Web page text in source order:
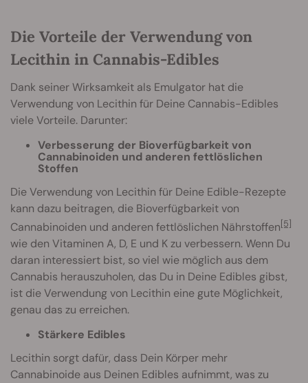
Die Vorteile der Verwendung von
Lecithin in Cannabis-Edibles
Dank seiner Wirksamkeit als Emulgator hat die
Verwendung von Lecithin für Deine Cannabis-Edibles
viele Vorteile. Darunter:
Verbesserung der Bioverfügbarkeit von
Cannabinoiden und anderen fettlöslichen
Stoffen
Die Verwendung von Lecithin für Deine Edible-Rezepte
kann dazu beitragen, die Bioverfügbarkeit von
Cannabinoiden und anderen fettlöslichen Nährstoffen[5]
wie den Vitaminen A, D, E und K zu verbessern. Wenn Du
daran interessiert bist, so viel wie möglich aus dem
Cannabis herauszuholen, das Du in Deine Edibles gibst,
ist die Verwendung von Lecithin eine gute Möglichkeit,
genau das zu erreichen.
Stärkere Edibles
Lecithin sorgt dafür, dass Dein Körper mehr
Cannabinoide aus Deinen Edibles aufnimmt, was zu